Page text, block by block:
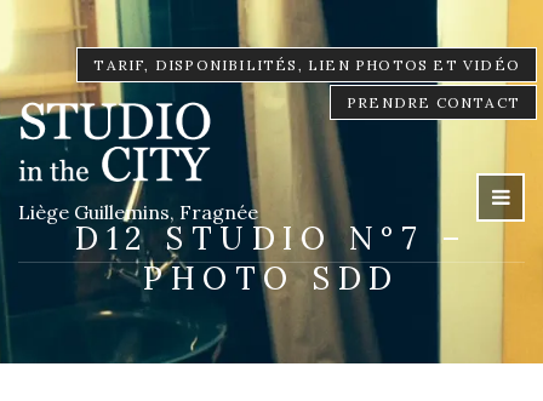
TARIF, DISPONIBILITÉS, LIEN PHOTOS ET VIDÉO
PRENDRE CONTACT
Liège Guillemins, Fragnée
D12 STUDIO N°7 –
PHOTO SDD